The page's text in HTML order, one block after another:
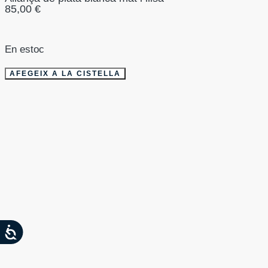
85,00 €
En estoc
AFEGEIX A LA CISTELLA